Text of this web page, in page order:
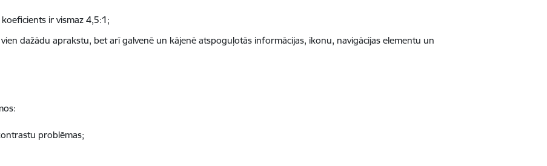
ir vismaz 4,5:1;
dažādu aprakstu, bet arī galvenē un kājenē atspoguļotās informācijas, ikonu, navigācijas elementu un
problēmas;